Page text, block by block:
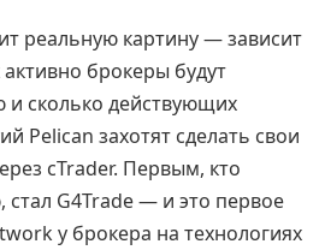
реальную картину — зависит
брокеры будут
и сколько действующих
Pelican захотят сделать свои
cTrader. Первым, кто
стал G4Trade — и это первое
у брокера на технологиях